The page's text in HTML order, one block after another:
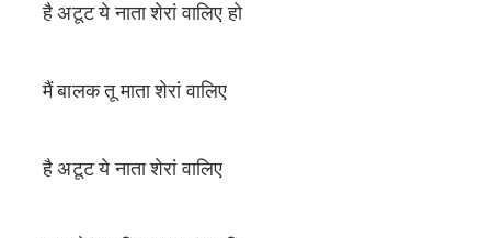
है अटूट ये नाता शेरां वालिए हो
मैं बालक तू माता शेरां वालिए
है अटूट ये नाता शेरां वालिए